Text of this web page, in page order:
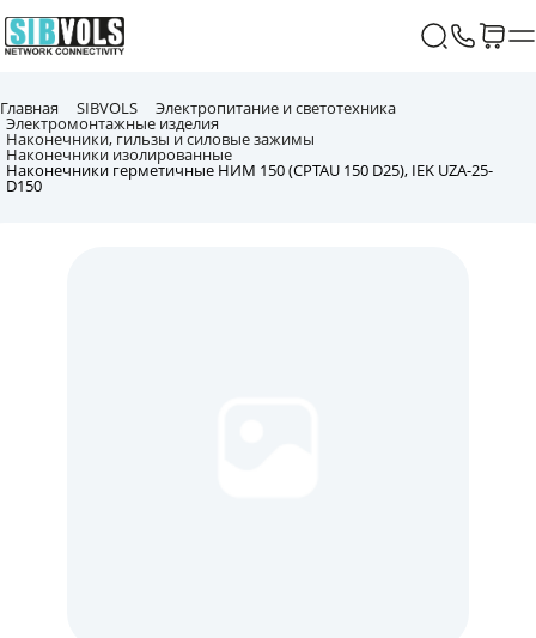
Главная SIBVOLS Электропитание и светотехника
Электромонтажные изделия
Наконечники, гильзы и силовые зажимы
Наконечники изолированные
Наконечники герметичные НИМ 150 (CPTAU 150 D25), IEK UZA-25-
D150